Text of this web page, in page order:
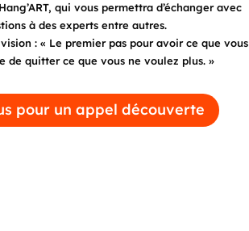
qui vous permettra d’échanger avec
à des experts entre autres.
vision : « Le premier pas pour avoir ce que vous
de quitter ce que vous ne voulez plus. »
pour un appel découverte